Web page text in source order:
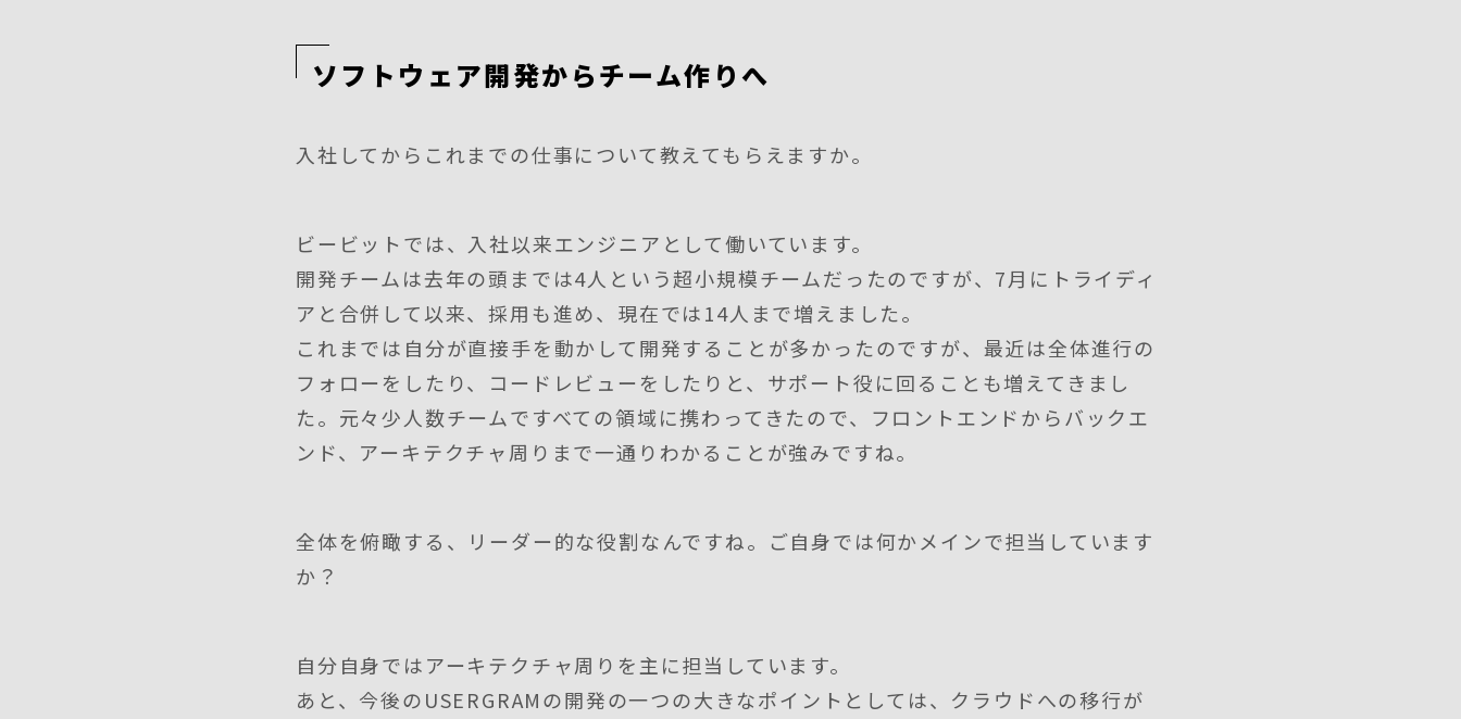
ソフトウェア開発からチーム作りへ
入社してからこれまでの仕事について教えてもらえますか。
ビービットでは、入社以来エンジニアとして働いています。
開発チームは去年の頭までは4人という超小規模チームだったのですが、7月にトライディ
アと合併して以来、採用も進め、現在では14人まで増えました。
これまでは自分が直接手を動かして開発することが多かったのですが、最近は全体進行の
フォローをしたり、コードレビューをしたりと、サポート役に回ることも増えてきまし
た。元々少人数チームですべての領域に携わってきたので、フロントエンドからバックエ
ンド、アーキテクチャ周りまで一通りわかることが強みですね。
全体を俯瞰する、リーダー的な役割なんですね。ご自身では何かメインで担当しています
か？
自分自身ではアーキテクチャ周りを主に担当しています。
あと、今後のUSERGRAMの開発の一つの大きなポイントとしては、クラウドへの移行が